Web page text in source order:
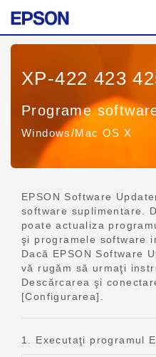
XP-422 423
Programe
Windows/Mac OS X
EPSON Software
software suplimentare.
poate actualiza
şi programele software
Dacă EPSON Software
vă rugăm să urmaţi
Descărcarea şi
[Configurarea].
1. Executaţi programul